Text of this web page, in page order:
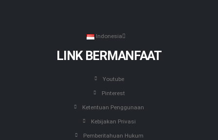
Indonesia
LINK BERMANFAAT
Youtube
Pinterest
Ketentuan Penggunaan
Kebijakan Privasi
Pemberitahuan Hukum